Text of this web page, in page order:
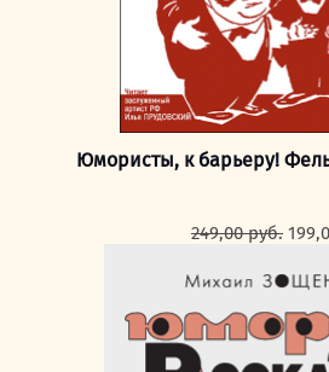
Юмористы, к барьеру!
249,00руб.